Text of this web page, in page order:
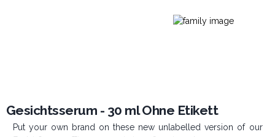
Gesichtsserum - 30 ml Ohne Etikett
Put your own brand on these new unlabelled version of our